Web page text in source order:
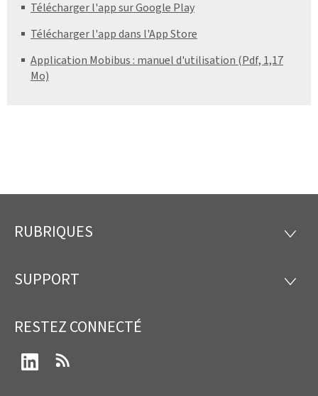
Télécharger l'app sur Google Play
Télécharger l'app dans l'App Store
Application Mobibus : manuel d'utilisation (Pdf, 1,17
Mo)
Pied
page
RUBRIQUES
SUPPORT
RESTEZ CONNECTÉ
LinkedIn